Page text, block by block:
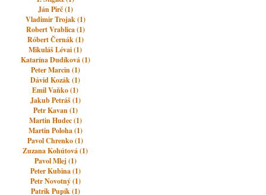
Ján Pirč (1)
Vladimir Trojak (1)
Robert Vrablica (1)
Róbert Černák (1)
Mikuláš Lévai (1)
Katarína Dudíková (1)
Peter Marcin (1)
Dávid Kozák (1)
Emil Vaňko (1)
Jakub Petráš (1)
Petr Kavan (1)
Martin Hudec (1)
Martin Poloha (1)
Pavol Chrenko (1)
Zuzana Kohútová (1)
Pavol Mlej (1)
Peter Kubina (1)
Petr Novotný (1)
Patrik Pupík (1)